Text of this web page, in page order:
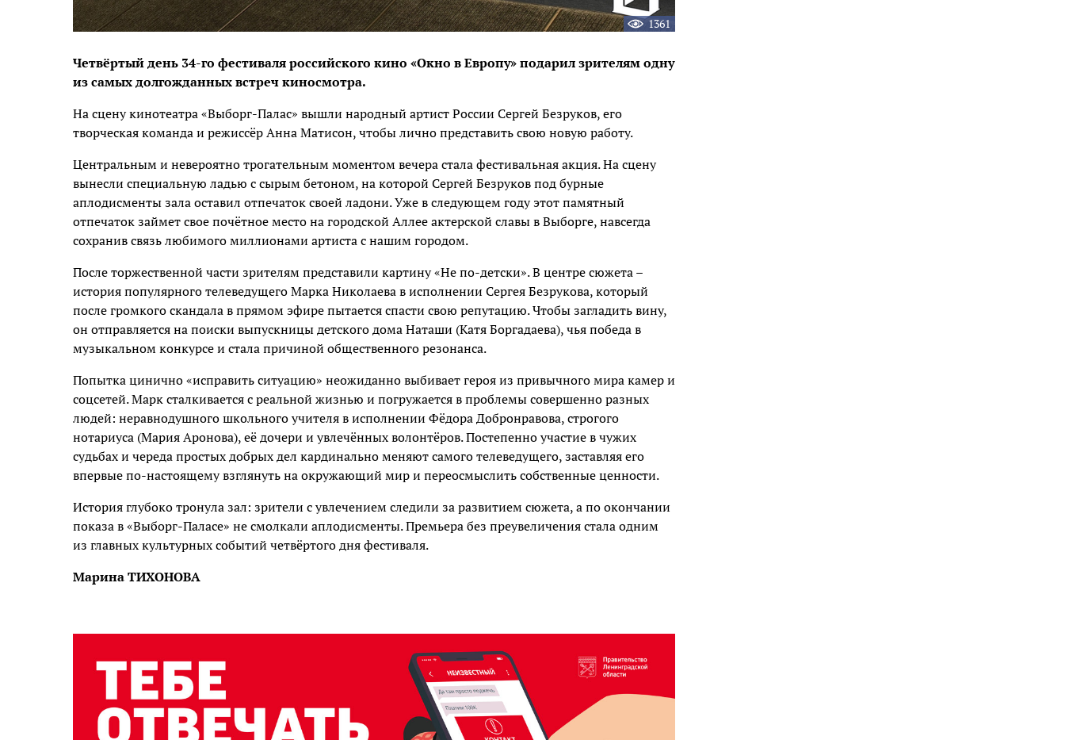
1361
Четвёртый день 34-го фестиваля российского кино «Окно в Европу» подарил зрителям одну
из самых долгожданных встреч киносмотра.
На сцену кинотеатра «Выборг-Палас» вышли народный артист России Сергей Безруков, его
творческая команда и режиссёр Анна Матисон, чтобы лично представить свою новую работу.
Центральным и невероятно трогательным моментом вечера стала фестивальная акция. На сцену
вынесли специальную ладью с сырым бетоном, на которой Сергей Безруков под бурные
аплодисменты зала оставил отпечаток своей ладони. Уже в следующем году этот памятный
отпечаток займет свое почётное место на городской Аллее актерской славы в Выборге, навсегда
сохранив связь любимого миллионами артиста с нашим городом.
После торжественной части зрителям представили картину «Не по-детски». В центре сюжета –
история популярного телеведущего Марка Николаева в исполнении Сергея Безрукова, который
после громкого скандала в прямом эфире пытается спасти свою репутацию. Чтобы загладить вину,
он отправляется на поиски выпускницы детского дома Наташи (Катя Боргадаева), чья победа в
музыкальном конкурсе и стала причиной общественного резонанса.
Попытка цинично «исправить ситуацию» неожиданно выбивает героя из привычного мира камер и
соцсетей. Марк сталкивается с реальной жизнью и погружается в проблемы совершенно разных
людей: неравнодушного школьного учителя в исполнении Фёдора Добронравова, строгого
нотариуса (Мария Аронова), её дочери и увлечённых волонтёров. Постепенно участие в чужих
судьбах и череда простых добрых дел кардинально меняют самого телеведущего, заставляя его
впервые по-настоящему взглянуть на окружающий мир и переосмыслить собственные ценности.
История глубоко тронула зал: зрители с увлечением следили за развитием сюжета, а по окончании
показа в «Выборг-Паласе» не смолкали аплодисменты. Премьера без преувеличения стала одним
из главных культурных событий четвёртого дня фестиваля.
Марина ТИХОНОВА